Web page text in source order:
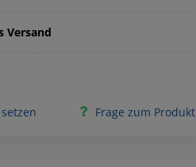
Versand
Frage zum Produkt